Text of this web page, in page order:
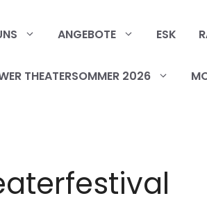
ANGEBOTE ESK
THEATERSOMMER 2026